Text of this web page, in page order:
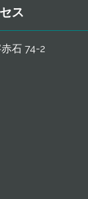
ス
石 74-2